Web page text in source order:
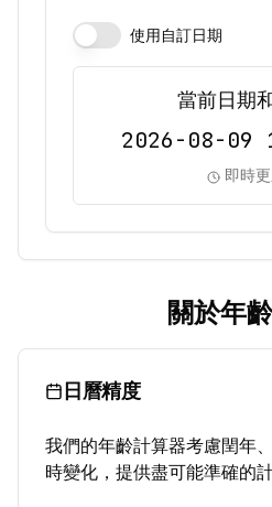
使用自訂日期
當前日期
2026-08-09
即時
關於年
日曆精度
我們的年齡計算器考慮閏年
時變化，提供盡可能準確的計